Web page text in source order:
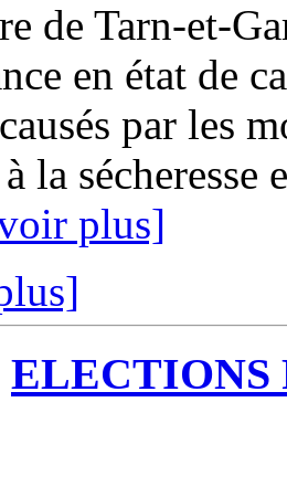
de Tarn-et-
en état de
par les
la
plus]
ELECTIONS